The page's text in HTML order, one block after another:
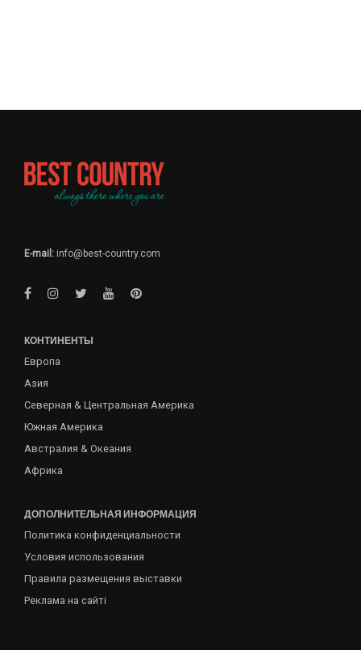
E-mail: info@best-country.com
КОНТИНЕНТЫ
Европа
Азия
Северная & Центральная Америка
Южная Америка
Австралия & Океания
Африка
ДОПОЛНИТЕЛЬНАЯ ИНФОРМАЦИЯ
Политика конфиденциальности
Условия использования
Правила размещения выставки
Реклама на сайті